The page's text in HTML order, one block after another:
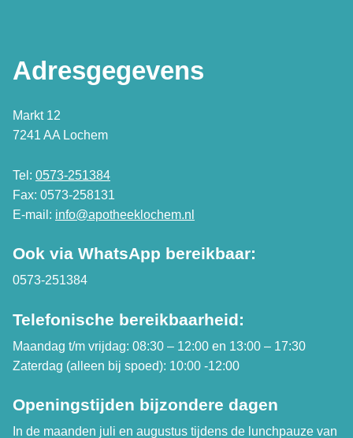
Adresgegevens
Markt 12
7241 AA Lochem
Tel: 0573-251384
Fax: 0573-258131
E-mail: info@apotheeklochem.nl
Ook via WhatsApp bereikbaar:
0573-251384
Telefonische bereikbaarheid:
Maandag t/m vrijdag: 08:30 – 12:00 en 13:00 – 17:30
Zaterdag (alleen bij spoed): 10:00 -12:00
Openingstijden bijzondere dagen
In de maanden juli en augustus tijdens de lunchpauze van